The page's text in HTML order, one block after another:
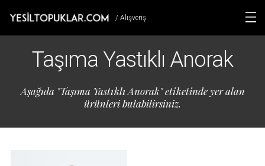
/ Alışveriş
Taşıma Yastıklı Anorak
Aşağıda "Taşıma Yastıklı Anorak" etiketinde yer alan
ürünleri bulabilirsiniz.